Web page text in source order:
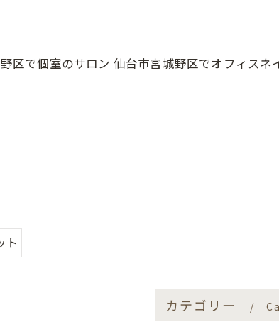
区で個室のサロン 仙台市宮城野区でオフィスネ
ト
カテゴリー